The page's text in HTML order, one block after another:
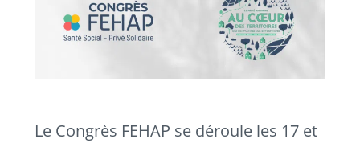
Le Congrès FEHAP se déroule les 17 et